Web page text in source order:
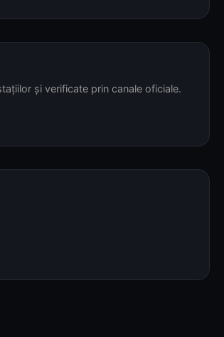
și verificate prin canale oficiale.